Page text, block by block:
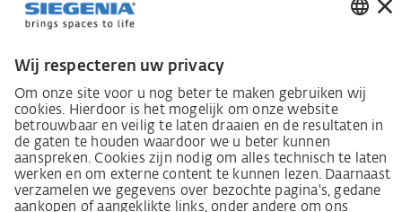
Wet inzake zorgvuldigheid in de toeleveringsketen
Leverancierscode
Wet inzake zorgvuldigheid in de toeleveringsketen